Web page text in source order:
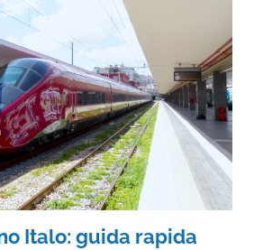
Italo: guida rapida